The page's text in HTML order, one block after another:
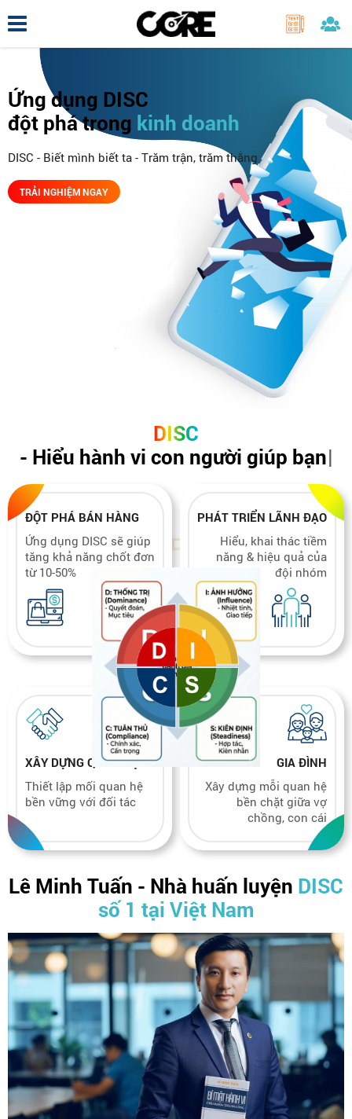
Ứng dụng DISC
đột phá trong kinh doanh
DISC - Biết mình biết ta - Trăm trận, trăm thắng
TRẢI NGHIỆM NGAY
DISC
- Hiểu hành vi con người giúp bạn|
ĐỘT PHÁ BÁN HÀNG
Ứng dụng DISC sẽ giúp
tăng khả năng chốt đơn
từ 10-50%
PHÁT TRIỂN LÃNH ĐẠO
Hiểu, khai thác tiềm
năng & hiệu quả của
đội nhóm
XÂY DỰNG QUAN HỆ
Thiết lập mối quan hệ
bền vững với đối tác
GIA ĐÌNH
Xây dựng mỗi quan hệ
bền chặt giữa vợ
chồng, con cái
Lê Minh Tuấn - Nhà huấn luyện DISC
số 1 tại Việt Nam